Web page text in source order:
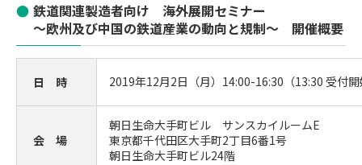
鉄道関連製造者向け 海外展開セミナー
～欧州及び中国の鉄道産業の動向と規制～ 開催概要
日 時 2019年12月2日（月）14:00-16:30（13:30 受付
会 場
朝日生命大手町ビル サンスカイルームE
東京都千代田区大手町2丁目6番1号
朝日生命大手町ビル24階